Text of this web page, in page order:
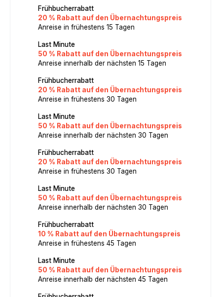
Frühbucherrabatt
20 % Rabatt auf den Übernachtungspreis
Anreise in frühestens 15 Tagen
Last Minute
50 % Rabatt auf den Übernachtungspreis
Anreise innerhalb der nächsten 15 Tagen
Frühbucherrabatt
20 % Rabatt auf den Übernachtungspreis
Anreise in frühestens 30 Tagen
Last Minute
50 % Rabatt auf den Übernachtungspreis
Anreise innerhalb der nächsten 30 Tagen
Frühbucherrabatt
20 % Rabatt auf den Übernachtungspreis
Anreise in frühestens 30 Tagen
Last Minute
50 % Rabatt auf den Übernachtungspreis
Anreise innerhalb der nächsten 30 Tagen
Frühbucherrabatt
10 % Rabatt auf den Übernachtungspreis
Anreise in frühestens 45 Tagen
Last Minute
50 % Rabatt auf den Übernachtungspreis
Anreise innerhalb der nächsten 45 Tagen